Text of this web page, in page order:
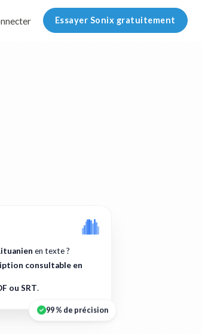
Essayer Sonix gratuitement
en texte ?
consultable en
ou SRT.
99 % de précision